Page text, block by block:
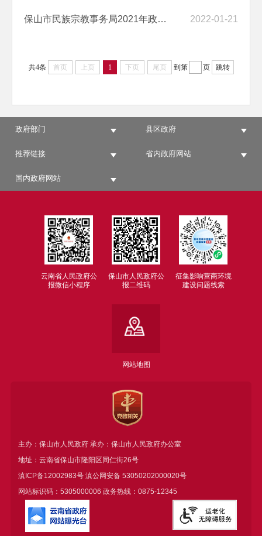
保山市民族宗教事务局2021年政务公开年度报告 2022-01-21
共4条 首页 上页 1 下页 尾页 到第 页 跳转
政府部门 县区政府
推荐链接 省内政府网站
国内政府网站
云南省人民政府公
报微信小程序
保山市人民政府公
报二维码
征集影响营商环境
建设问题线索
网站地图
主办：保山市人民政府 承办：保山市人民政府办公室
地址：云南省保山市隆阳区同仁街26号
滇ICP备12002983号滇公网安备 53050202000020号
网站标识码：5305000006 政务热线：0875-12345